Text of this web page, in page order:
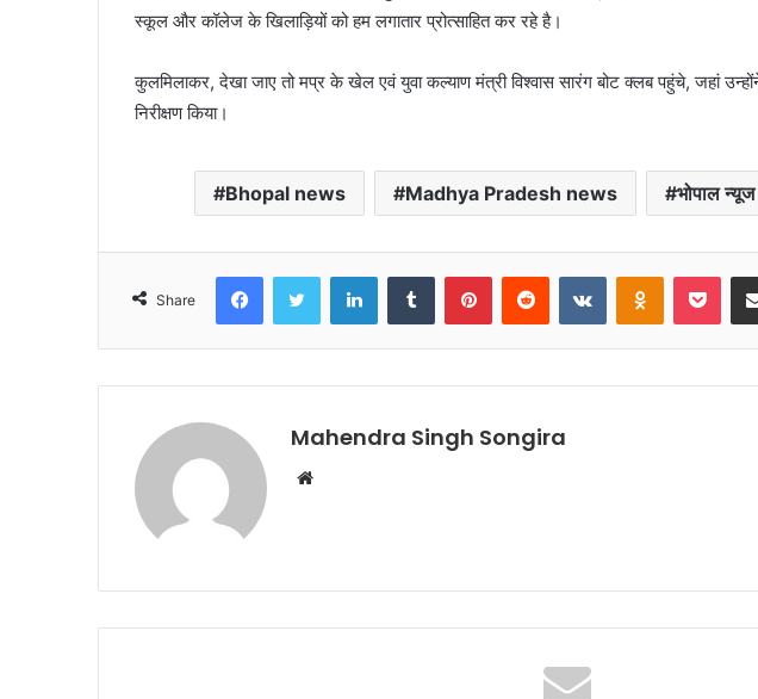
स्कूल और कॉलेज के खिलाड़ियों को हम लगातार प्रोत्साहित कर रहे है।
कुलमिलाकर, देखा जाए तो मप्र के खेल एवं युवा कल्याण मंत्री विश्वास सारंग बोट क्लब पहुंचे, जहां
निरीक्षण किया।
Bhopal news Madhya Pradesh news भोपाल न्यूज
Share
FacebookTwitter LinkedInTumblr PinterestReddit VKontakte
Mahendra Singh Songira
Website